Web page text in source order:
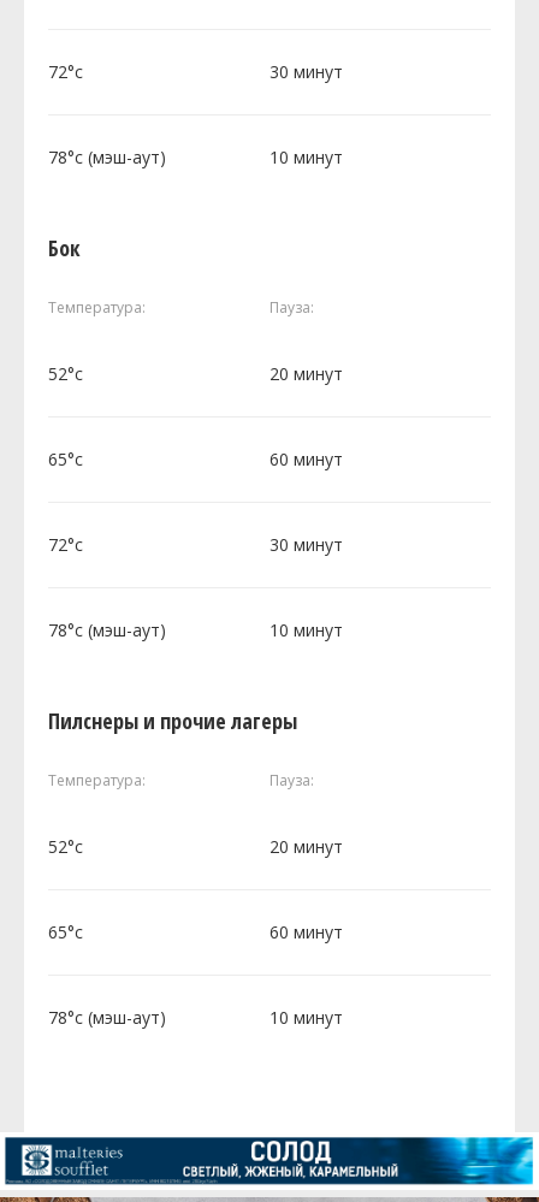
72°c 30 минут
78°c (мэш-аут) 10 минут
Бок
Температура: Пауза:
52°c 20 минут
65°c 60 минут
72°c 30 минут
78°c (мэш-аут) 10 минут
Пилснеры и прочие лагеры
Температура: Пауза:
52°c 20 минут
65°c 60 минут
78°c (мэш-аут) 10 минут